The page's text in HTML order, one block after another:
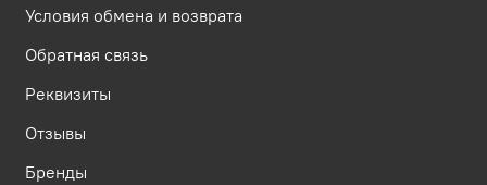
Условия обмена и возврата
Обратная связь
Реквизиты
Отзывы
Бренды